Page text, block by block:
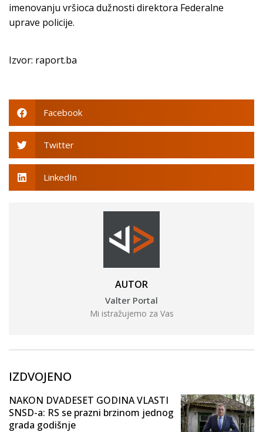
imenovanju vršioca dužnosti direktora Federalne
uprave policije.
Izvor: raport.ba
Facebook
Twitter
LinkedIn
AUTOR
Valter Portal
Mi istražujemo za Vas
IZDVOJENO
NAKON DVADESET GODINA VLASTI
SNSD-a: RS se prazni brzinom jednog
grada godišnje